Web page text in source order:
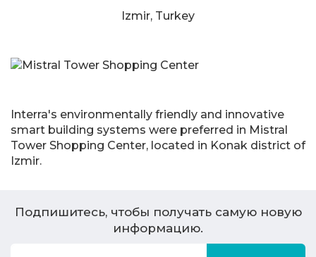
Izmir, Turkey
Interra's environmentally friendly and innovative
smart building systems were preferred in Mistral
Tower Shopping Center, located in Konak district of
Izmir.
Подпишитесь, чтобы получать самую новую
информацию.